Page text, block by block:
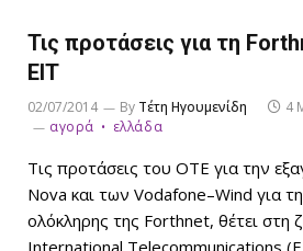
Τις προτάσεις για τη
ΕΙΤ
02/07/2014 By Τέτη Ηγουμενίδη
4
αγορά
ελλάδα
Τις προτάσεις του ΟΤΕ για την
Nova και των Vodafone–Wind για
ολόκληρης της Forthnet, θέτει στη
International Telecommunications